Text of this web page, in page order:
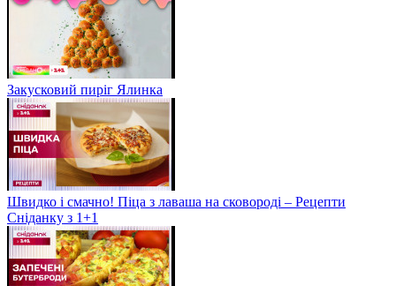
Закусковий пиріг Ялинка
Швидко і смачно! Піца з лаваша на сковороді – Рецепти
Сніданку з 1+1